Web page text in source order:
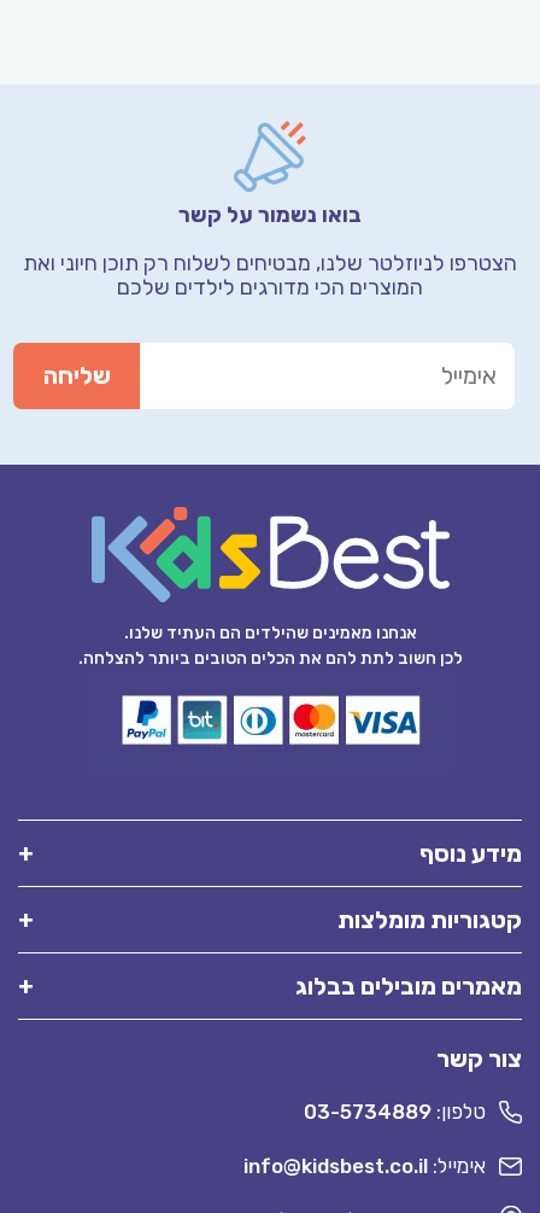
בואו נשמור על קשר
הצטרפו לניוזלטר שלנו, מבטיחים לשלוח רק תוכן חיוני ואת
המוצרים הכי מדורגים לילדים שלכם
אנחנו מאמינים שהילדים הם העתיד שלנו.
לכן חשוב לתת להם את הכלים הטובים ביותר להצלחה.
מידע נוסף
קטגוריות מומלצות
מאמרים מובילים בבלוג
צור קשר
טלפון: 03-5734889
אימייל: info@kidsbest.co.il